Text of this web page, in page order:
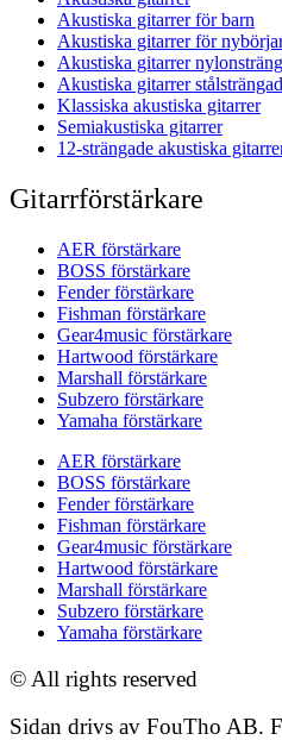
Akustiska gitarrer för barn
Akustiska gitarrer för
Akustiska gitarrer
Akustiska gitarrer
Klassiska akustiska gitarrer
Semiakustiska gitarrer
12-strängade akustiska
Gitarrförstärkare
AER förstärkare
BOSS förstärkare
Fender förstärkare
Fishman förstärkare
Gear4music förstärkare
Hartwood förstärkare
Marshall förstärkare
Subzero förstärkare
Yamaha förstärkare
AER förstärkare
BOSS förstärkare
Fender förstärkare
Fishman förstärkare
Gear4music förstärkare
Hartwood förstärkare
Marshall förstärkare
Subzero förstärkare
Yamaha förstärkare
© All rights reserved
Sidan drivs av FouTho AB.